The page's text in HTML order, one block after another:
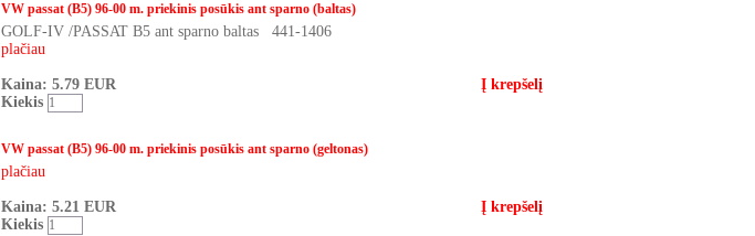
VW passat (B5) 96-00 m. priekinis posūkis ant sparno (baltas)
GOLF-IV /PASSAT B5 ant sparno baltas 441-1406
plačiau
Kaina: 5.79 EUR
Kiekis
Į krepšelį
VW passat (B5) 96-00 m. priekinis posūkis ant sparno (geltonas)
plačiau
Kaina: 5.21 EUR
Kiekis
Į krepšelį